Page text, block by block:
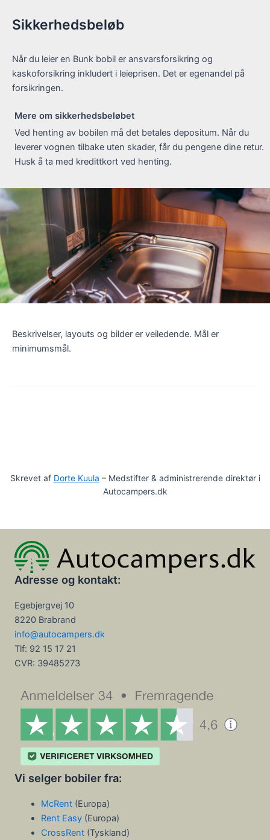
Sikkerhedsbeløb
Når du leier en Bunk bobil er ansvarsforsikring og
kaskoforsikring inkludert i leieprisen. Det er egenandel på
forsikringen.
Mere om sikkerhedsbeløbet
Ved henting av bobilen må det betales depositum. Når du
leverer vognen tilbake uten skader, får du pengene dine retur.
Husk å ta med kredittkort ved henting.
Beskrivelser, layouts og bilder er veiledende. Mål er
minimumsmål.
Skrevet af Dorte Kuula – Medstifter & administrerende direktør i
Autocampers.dk
Adresse og kontakt:
Egebjergvej 10
8220 Brabrand
info@autocampers.dk
Tlf: 92 15 17 21
CVR: 39485273
Vi selger bobiler fra:
McRent(Europa)
Rent Easy(Europa)
CrossRent(Tyskland)